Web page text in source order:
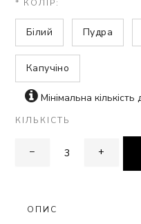
* КОЛІР:
Білий Пудра
Капучіно
Мінімальна
КІЛЬКІСТЬ
− +
ОПИС